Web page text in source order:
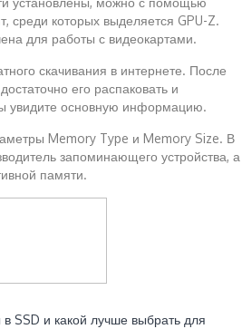
среди которых выделяется GPU-Z.
для работы с видеокартами.
скачивания в интернете. После
его распаковать и
увидите основную информацию.
Memory Type и Memory Size. В
запоминающего устройства, а
памяти.
SSD и какой лучше выбрать для